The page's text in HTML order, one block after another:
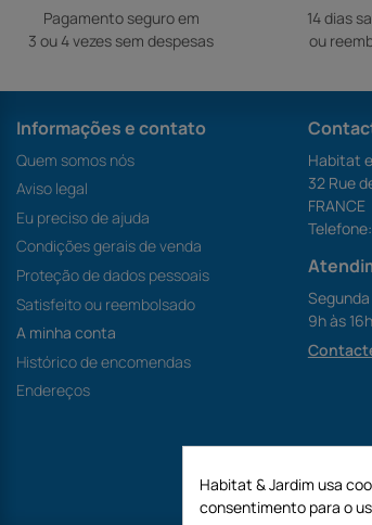
Pagamento seguro em
3 ou 4 vezes sem despesas
14 dias
ou
Informações e contato
Quem somos nós
Aviso legal
Eu preciso de ajuda
Condições gerais de venda
Proteção de dados pessoais
Satisfeito ou reembolsado
A minha conta
Histórico de encomendas
Endereços
Habitat
32 Rue
FRANCE
Telefone:
9h às 16h
Habitat & Jardim usa
consentimento para o